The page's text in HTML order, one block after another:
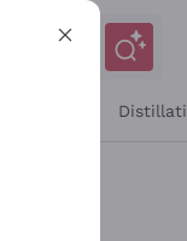
Distillati